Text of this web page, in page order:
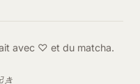
avec ♡ et du matcha.
き